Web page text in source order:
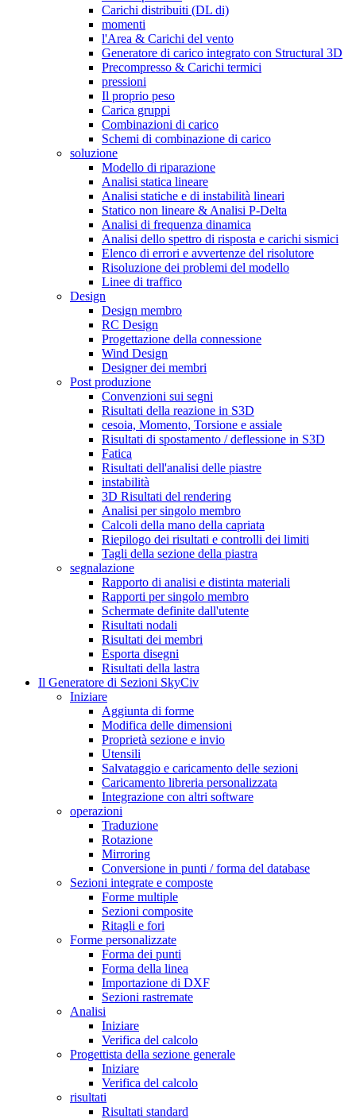
Carichi distribuiti (DL di)
momenti
l'Area & Carichi del vento
Generatore di carico integrato con Structural 3D
Precompresso & Carichi termici
pressioni
Il proprio peso
Carica gruppi
Combinazioni di carico
Schemi di combinazione di carico
soluzione
Modello di riparazione
Analisi statica lineare
Analisi statiche e di instabilità lineari
Statico non lineare & Analisi P-Delta
Analisi di frequenza dinamica
Analisi dello spettro di risposta e carichi sismici
Elenco di errori e avvertenze del risolutore
Risoluzione dei problemi del modello
Linee di traffico
Design
Design membro
RC Design
Progettazione della connessione
Wind Design
Designer dei membri
Post produzione
Convenzioni sui segni
Risultati della reazione in S3D
cesoia, Momento, Torsione e assiale
Risultati di spostamento / deflessione in S3D
Fatica
Risultati dell'analisi delle piastre
instabilità
3D Risultati del rendering
Analisi per singolo membro
Calcoli della mano della capriata
Riepilogo dei risultati e controlli dei limiti
Tagli della sezione della piastra
segnalazione
Rapporto di analisi e distinta materiali
Rapporti per singolo membro
Schermate definite dall'utente
Risultati nodali
Risultati dei membri
Esporta disegni
Risultati della lastra
Il Generatore di Sezioni SkyCiv
Iniziare
Aggiunta di forme
Modifica delle dimensioni
Proprietà sezione e invio
Utensili
Salvataggio e caricamento delle sezioni
Caricamento libreria personalizzata
Integrazione con altri software
operazioni
Traduzione
Rotazione
Mirroring
Conversione in punti / forma del database
Sezioni integrate e composte
Forme multiple
Sezioni composite
Ritagli e fori
Forme personalizzate
Forma dei punti
Forma della linea
Importazione di DXF
Sezioni rastremate
Analisi
Iniziare
Verifica del calcolo
Progettista della sezione generale
Iniziare
Verifica del calcolo
risultati
Risultati standard